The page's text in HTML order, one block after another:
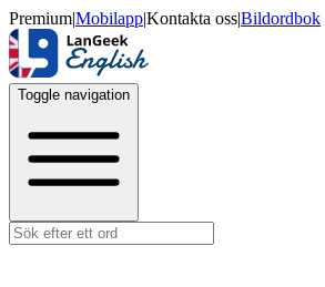
Premium|Mobilapp|Kontakta oss|Bildordbok
Toggle navigation